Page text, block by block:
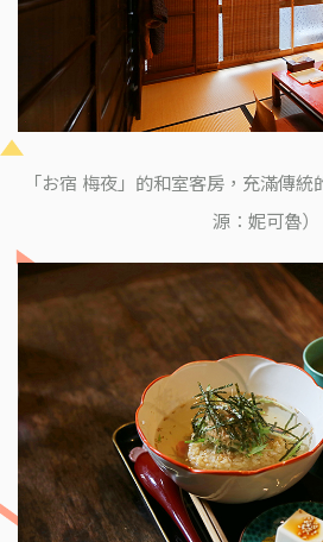
「お宿 梅夜」的和室客房，充滿傳
源：妮可魯）